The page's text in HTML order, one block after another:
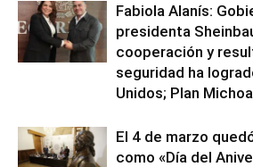
Fabiola Alanís:
presidenta
cooperación y
seguridad ha
Unidos; Plan
El 4 de marzo
como «Día del